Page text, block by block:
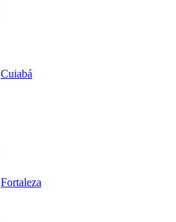
Cuiabá
Fortaleza